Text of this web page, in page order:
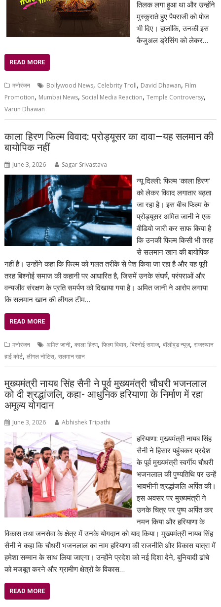
तिलक लगा हुआ था और उन्होंने
मुस्कुराते हुए पैपराजी को पोज
भी दिए। हालांकि, उनकी इस
कैजुअल ड्रेसिंग को लेकर…
READ MORE
मनोरंजन Bollywood News, Celebrity Troll, David Dhawan, Film
Promotion, Mumbai News, Social Media Reaction,Temple Controversy,
Varun Dhawan
काला हिरण फिल्म विवाद: प्रोड्यूसर का दावा—यह सलमान की
बायोपिक नहीं
June 3, 2026 Sagar Srivastava
न्यू दिल्ली: फिल्म ‘काला हिरण’
को लेकर विवाद लगातार बढ़ता
जा रहा है। इस बीच फिल्म के
प्रोड्यूसर अमित जानी ने एक
वीडियो जारी कर साफ किया है
कि उनकी फिल्म किसी भी तरह
से सलमान खान की बायोपिक
नहीं है। उन्होंने कहा कि फिल्म को गलत तरीके से पेश किया जा रहा है और यह पूरी
तरह बिश्नोई समाज की कहानी पर आधारित है, जिसमें उनके संघर्ष, परंपराओं और
वन्यजीव संरक्षण के प्रति समर्पण को दिखाया गया है। अमित जानी ने आरोप लगाया
कि सलमान खान की लीगल टीम…
READ MORE
मनोरंजन अमित जानी,काला हिरण,फिल्म विवाद,बिश्नोई समाज,बॉलीवुड न्यूज़,राजस्थान
हाई कोर्ट,लीगल नोटिस,सलमान खान
मुख्यमंत्री नायब सिंह सैनी ने पूर्व मुख्यमंत्री चौधरी भजनलाल
को दी श्रद्धांजलि, कहा- आधुनिक हरियाणा के निर्माण में रहा
अमूल्य योगदान
June 3, 2026 Abhishek Tripathi
हरियाणा: मुख्यमंत्री नायब सिंह
सैनी ने हिसार पहुंचकर प्रदेश
के पूर्व मुख्यमंत्री स्वर्गीय चौधरी
भजनलाल की पुण्यतिथि पर उन्हें
भावभीनी श्रद्धांजलि अर्पित की।
इस अवसर पर मुख्यमंत्री ने
उनके चित्र पर पुष्प अर्पित कर
नमन किया और हरियाणा के
विकास तथा जनसेवा के क्षेत्र में उनके योगदान को याद किया। मुख्यमंत्री नायब सिंह
सैनी ने कहा कि चौधरी भजनलाल का नाम हरियाणा की राजनीति और विकास यात्रा में
हमेशा सम्मान के साथ लिया जाएगा। उन्होंने प्रदेश को नई दिशा देने, बुनियादी ढांचे
को मजबूत करने और ग्रामीण क्षेत्रों के विकास…
READ MORE